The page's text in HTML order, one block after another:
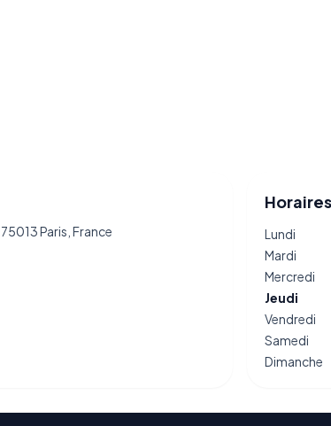
Paris, France
Horaires
Lundi
Mardi
Mercredi
Jeudi
Vendredi
Samedi
Dimanche